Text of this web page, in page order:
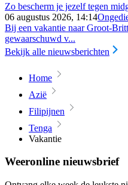
Zo bescherm je jezelf tegen
06 augustus 2026, 14:14
Bij een vakantie naar Groot-
gewaarschuwd v...
Bekijk alle nieuwsberichten
Home
Azië
Filipijnen
Tenga
Vakantie
Weeronline nieuwsbrief